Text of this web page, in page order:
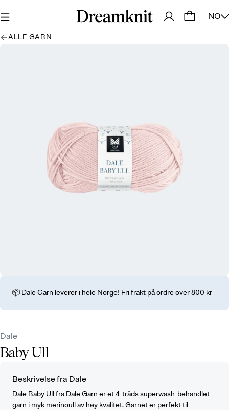
NO
ALLE GARN
📦 Dale Garn leverer i hele Norge! Fri frakt på ordre over 800 kr
Dale
Baby Ull
Beskrivelse fra Dale
Dale Baby Ull fra Dale Garn er et 4-tråds superwash-behandlet
garn i myk merinoull av høy kvalitet. Garnet er perfekt til